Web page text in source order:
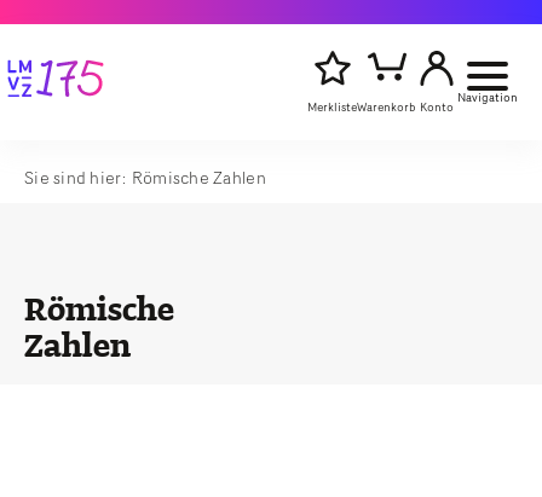
MerklisteWarenkorb Konto
Navigation
Sie sind hier: Römische Zahlen
Römische
Zahlen
eingeben